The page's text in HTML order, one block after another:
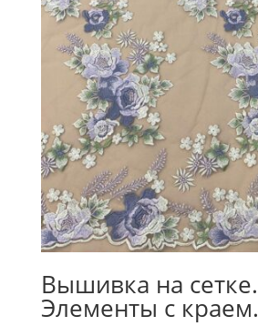
Вышивка на сетке.
Элементы с краем.